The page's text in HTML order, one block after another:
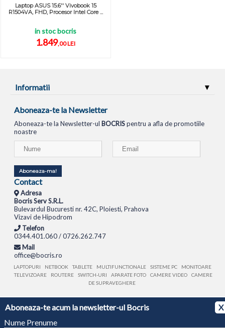
Aboneaza-te acum la newsletter-ul Bocris
X
Nume Prenume
Laptop ASUS 15.6'' Vivobook 15
R1504VA, FHD, Procesor Intel Core ...
in stoc bocris
1.849,00 LEI
Informatii
Aboneaza-te la Newsletter
Aboneaza-te la Newsletter-ul BOCRISpentru a afla de promotiile
noastre
Aboneaza-ma!
Contact
Adresa
Bocris Serv S.R.L.
Bulevardul Bucuresti nr. 42C, Ploiesti, Prahova
Vizavi de Hipodrom
Telefon
0344.401.060 / 0726.262.747
Mail
office@bocris.ro
LAPTOPURI NETBOOK TABLETE MULTIFUNCTIONALE SISTEME PC
MONITOARE
TELEVIZOARE
ROUTERE SWITCH-URI APARATE FOTO CAMERE VIDEO
CAMERE
DE SUPRAVEGHERE
© 1994 - 2026 BOCRIS SERV S.R.L. | CUI: RO6260085, REG. COM.: J29/2413/1994